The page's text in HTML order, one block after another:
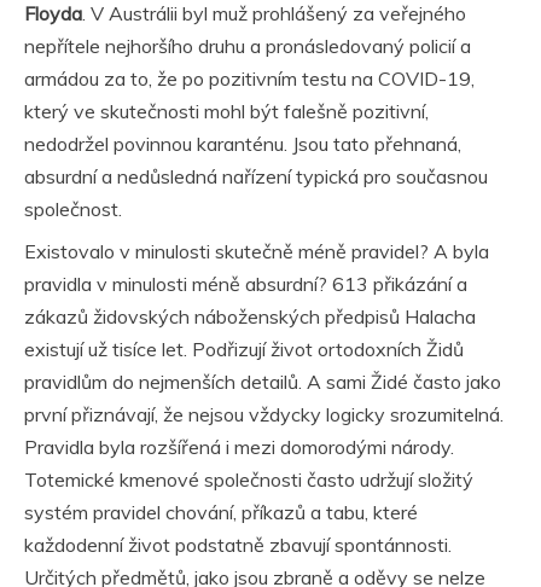
Floyda. V Austrálii byl muž prohlášený za veřejného
nepřítele nejhoršího druhu a pronásledovaný policií a
armádou za to, že po pozitivním testu na COVID-19,
který ve skutečnosti mohl být falešně pozitivní,
nedodržel povinnou karanténu. Jsou tato přehnaná,
absurdní a nedůsledná nařízení typická pro současnou
společnost.
Existovalo v minulosti skutečně méně pravidel? A byla
pravidla v minulosti méně absurdní? 613 přikázání a
zákazů židovských náboženských předpisů Halacha
existují už tisíce let. Podřizují život ortodoxních Židů
pravidlům do nejmenších detailů. A sami Židé často jako
první přiznávají, že nejsou vždycky logicky srozumitelná.
Pravidla byla rozšířená i mezi domorodými národy.
Totemické kmenové společnosti často udržují složitý
systém pravidel chování, příkazů a tabu, které
každodenní život podstatně zbavují spontánnosti.
Určitých předmětů, jako jsou zbraně a oděvy se nelze